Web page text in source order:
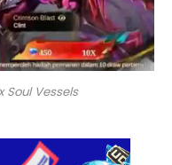
Soul Vessels